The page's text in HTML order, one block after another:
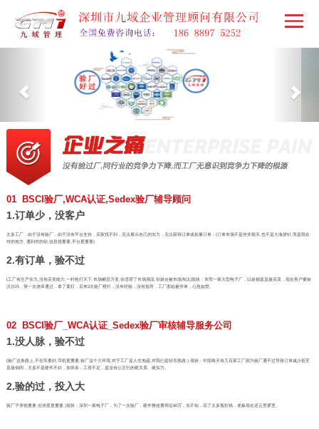
01 BSCI验厂,WCA认证,Sedex验厂辅导顾问
1.订单少，没客户
太多工厂，由于没有验厂，由于没有平台支持，买家找不到，无法展示自己的实力，无法获得订单或批量订单；(订单市场不是坐井观天,也不是大海捞针,而是我在
对的地方, 遇到对的你,信息很重要,平台更重要)
2.有订单，验不过
(工厂有生产实力,没有应变能力,一杆枪打天下,市场瞬息万变,你违背了市场潮流,你就会被市场淘汰)现状：东莞一家大型电子厂，以前都是直接买卖，现在客户要验
沃尔玛，第一次侥幸通过，拿了黄灯，后来2次验厂橙灯，没有经验，没有指导，工厂面临被停单，心急如焚。
02 BSCI验厂_WCA认证_Sedex验厂审核辅导服务公司
1.没人脉，验不过
(验厂这条路上,不但车要好,司机更重要,验厂这个大环境,对于工厂是人生地疏,对我们是轻车熟路.) 现状：中国每天有几百家工厂因为验厂通不过导致订单减少甚至
直接倒闭，大多不是硬件不好，加班多，工资不足，是没有公正行的硬关系、硬实力。
2.验的过，投入大
验厂子弹很重要,但准星更重要,)现状：深圳一家电子厂，为了一次验厂，硬件整改费用近80万，实不知，花了太多冤枉钱，老板现在还云里雾里。